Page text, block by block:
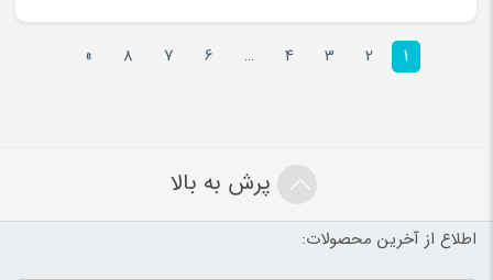
1
2
3
4
…
6
7
8
»
پرش به بالا
اطلاع از آخرین محصولات: